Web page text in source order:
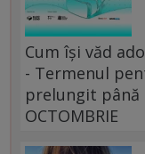
Cum își văd
- Termenul
prelungit până
OCTOMBRIE